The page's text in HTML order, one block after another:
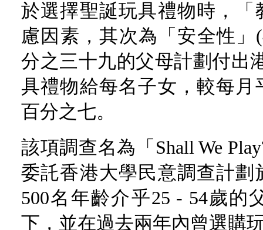
於選擇聖誕玩具禮物時，
慮因素，其次為「安全性」
分之三十九的父母計劃付出
具禮物給每名子女，較每
百分之七。
該項調查名為「Shall We
委託香港大學民意調查計
500名年齡介乎25 - 54歲的
下，並在過去兩年內曾選購